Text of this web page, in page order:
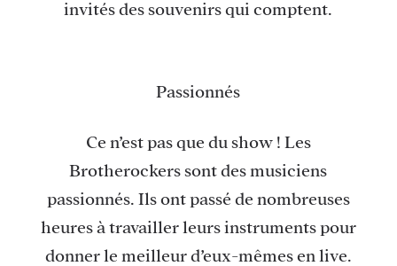
invités des souvenirs qui comptent.
Passionnés
Ce n’est pas que du show ! Les
Brotherockers sont des musiciens
passionnés. Ils ont passé de nombreuses
heures à travailler leurs instruments pour
donner le meilleur d’eux-mêmes en live.